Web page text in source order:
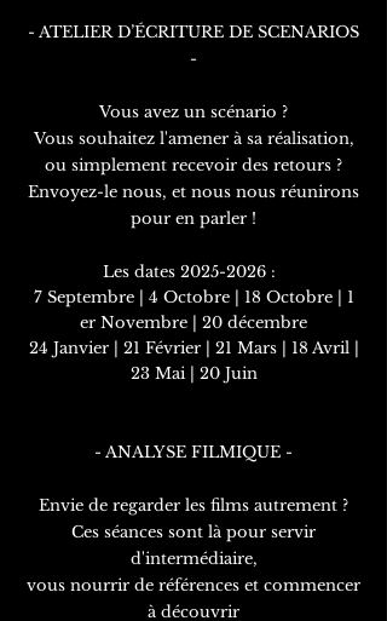
- ATELIER D’ÉCRITURE DE SCENARIOS
-
Vous avez un scénario ?
Vous souhaitez l'amener à sa réalisation,
ou simplement recevoir des retours ?
Envoyez-le nous, et nous nous réunirons
pour en parler !
Les dates 2025-2026:
7 Septembre | 4 Octobre | 18 Octobre | 1
er Novembre | 20 décembre
24 Janvier | 21 Février | 21 Mars | 18 Avril |
23 Mai | 20 Juin
- ANALYSE FILMIQUE -
Envie de regarder les films autrement ?
Ces séances sont là pour servir
d'intermédiaire,
vous nourrir de références et commencer
à découvrir